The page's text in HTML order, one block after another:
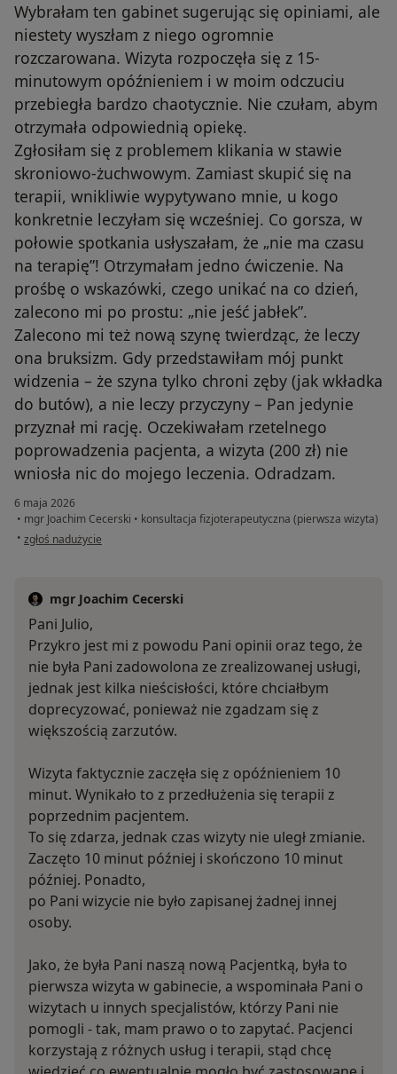
Wybrałam ten gabinet sugerując się opiniami, ale
niestety wyszłam z niego ogromnie
rozczarowana. Wizyta rozpoczęła się z 15-
minutowym opóźnieniem i w moim odczuciu
przebiegła bardzo chaotycznie. Nie czułam, abym
otrzymała odpowiednią opiekę.
Zgłosiłam się z problemem klikania w stawie
skroniowo-żuchwowym. Zamiast skupić się na
terapii, wnikliwie wypytywano mnie, u kogo
konkretnie leczyłam się wcześniej. Co gorsza, w
połowie spotkania usłyszałam, że „nie ma czasu
na terapię”! Otrzymałam jedno ćwiczenie. Na
prośbę o wskazówki, czego unikać na co dzień,
zalecono mi po prostu: „nie jeść jabłek”.
Zalecono mi też nową szynę twierdząc, że leczy
ona bruksizm. Gdy przedstawiłam mój punkt
widzenia – że szyna tylko chroni zęby (jak wkładka
do butów), a nie leczy przyczyny – Pan jedynie
przyznał mi rację. Oczekiwałam rzetelnego
poprowadzenia pacjenta, a wizyta (200 zł) nie
wniosła nic do mojego leczenia. Odradzam.
6 maja 2026
• mgr Joachim Cecerski • konsultacja fizjoterapeutyczna (pierwsza wizyta)
• w opinii użytkownika Julia
zgłoś nadużycie
mgr Joachim Cecerski
Pani Julio,
Przykro jest mi z powodu Pani opinii oraz tego, że
nie była Pani zadowolona ze zrealizowanej usługi,
jednak jest kilka nieścisłości, które chciałbym
doprecyzować, ponieważ nie zgadzam się z
większością zarzutów.
Wizyta faktycznie zaczęła się z opóźnieniem 10
minut. Wynikało to z przedłużenia się terapii z
poprzednim pacjentem.
To się zdarza, jednak czas wizyty nie uległ zmianie.
Zaczęto 10 minut później i skończono 10 minut
później. Ponadto,
po Pani wizycie nie było zapisanej żadnej innej
osoby.
Jako, że była Pani naszą nową Pacjentką, była to
pierwsza wizyta w gabinecie, a wspominała Pani o
wizytach u innych specjalistów, którzy Pani nie
pomogli - tak, mam prawo o to zapytać. Pacjenci
korzystają z różnych usług i terapii, stąd chcę